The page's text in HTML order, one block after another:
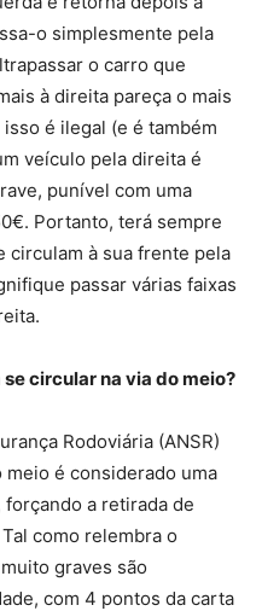
o simplesmente pela
o carro que
à direita pareça o mais
é ilegal (e é também
veículo pela direita é
punível com uma
Portanto, terá sempre
circulam à sua frente pela
passar várias faixas
circular na via do meio?
Rodoviária (ANSR)
é considerado uma
a retirada de
como relembra o
graves são
com 4 pontos da carta